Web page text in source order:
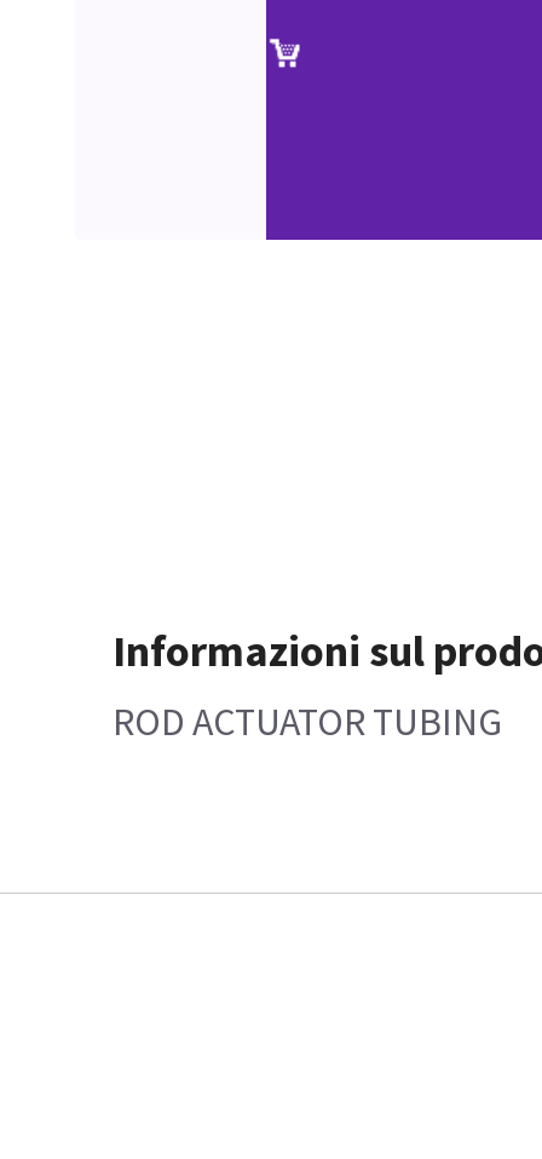
Informazioni sul
ROD ACTUATOR TUBING